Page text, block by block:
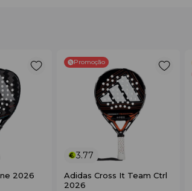
2026
Promoção
3.77
Adidas Cross It Team Ctrl
2026